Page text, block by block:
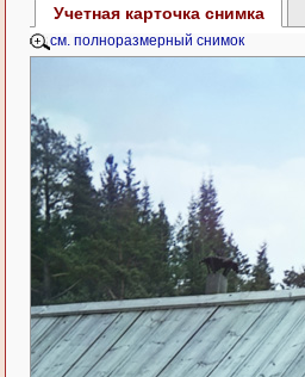
Учетная карточка снимка
см. полноразмерный снимок